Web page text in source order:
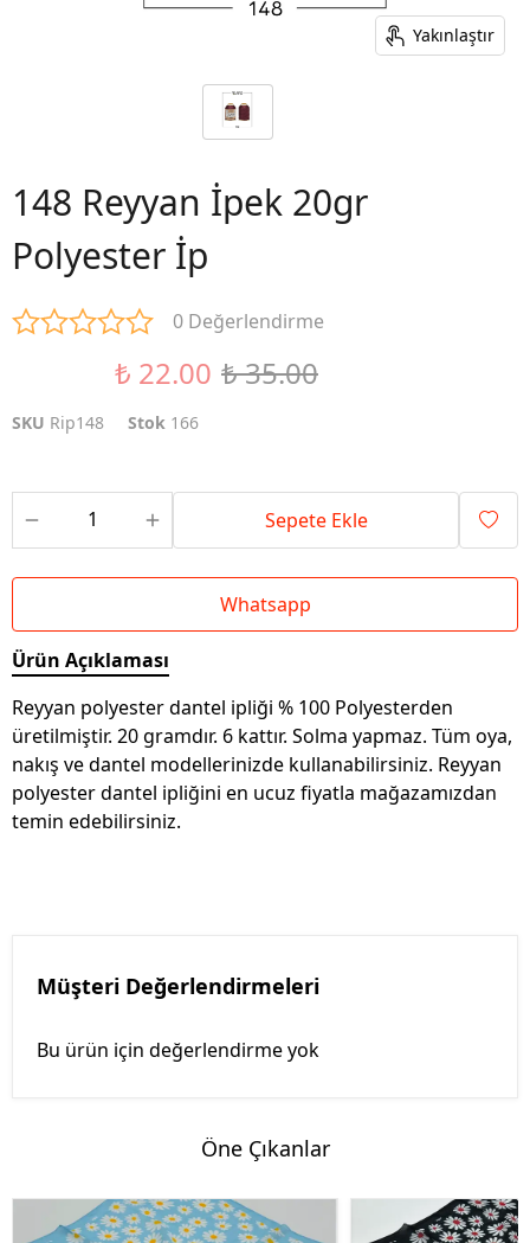
Yakınlaştır
148 Reyyan İpek 20gr
Polyester İp
0 Değerlendirme
₺ 22.00 ₺ 35.00
SKU Rip148 Stok 166
Sepete Ekle
Whatsapp
Ürün Açıklaması
Reyyan polyester dantel ipliği % 100 Polyesterden
üretilmiştir. 20 gramdır. 6 kattır. Solma yapmaz. Tüm oya,
nakış ve dantel modellerinizde kullanabilirsiniz. Reyyan
polyester dantel ipliğini en ucuz fiyatla mağazamızdan
temin edebilirsiniz.
Müşteri Değerlendirmeleri
Bu ürün için değerlendirme yok
Öne Çıkanlar